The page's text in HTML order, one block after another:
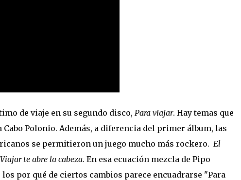
de viaje en su segundo disco, Para viajar. Hay temas que
Polonio. Además, a diferencia del primer álbum, las
se permitieron un juego mucho más rockero. El
Viajar te abre la cabeza. En esa ecuación mezcla de Pipo
por qué de ciertos cambios parece encuadrarse "Para